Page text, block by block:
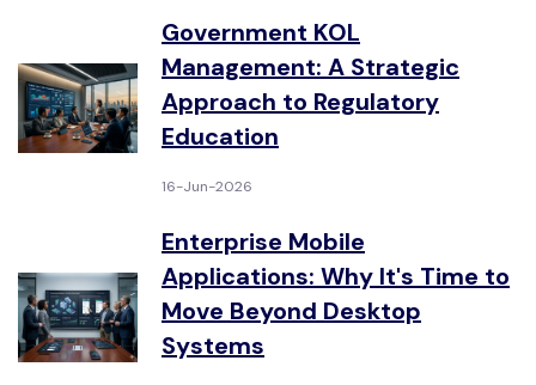
Government KOL
Management: A Strategic
Approach to Regulatory
Education
16-Jun-2026
Enterprise Mobile
Applications: Why It's Time to
Move Beyond Desktop
Systems